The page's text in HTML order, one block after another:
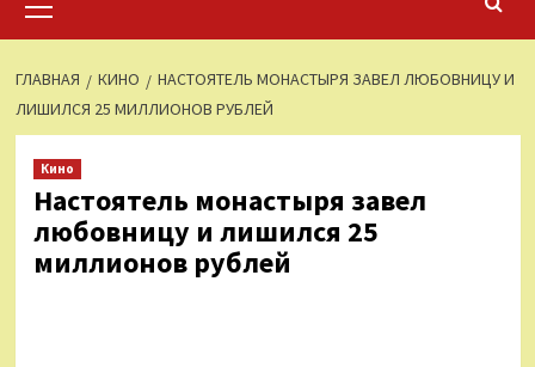
меню
ГЛАВНАЯ КИНО
НАСТОЯТЕЛЬ МОНАСТЫРЯ ЗАВЕЛ ЛЮБОВНИЦУ И
ЛИШИЛСЯ 25 МИЛЛИОНОВ РУБЛЕЙ
Кино
Настоятель монастыря завел
любовницу и лишился 25
миллионов рублей